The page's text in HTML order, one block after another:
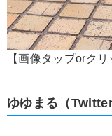
【画像タップorク
ゆゆまる（Twitter